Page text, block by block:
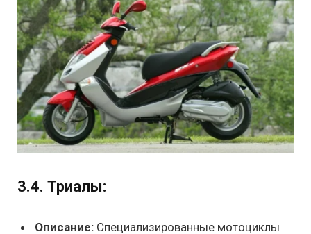
3.4. Триалы:
Описание: Специализированные мотоциклы